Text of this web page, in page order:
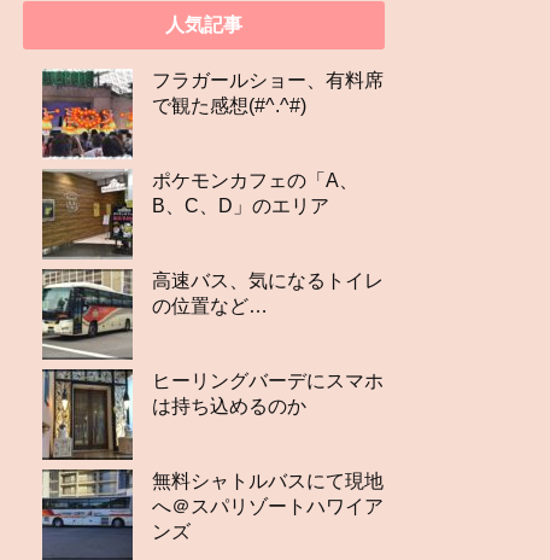
人気記事
フラガールショー、有料席
で観た感想(#^.^#)
ポケモンカフェの「A、
B、C、D」のエリア
高速バス、気になるトイレ
の位置など…
ヒーリングバーデにスマホ
は持ち込めるのか
無料シャトルバスにて現地
へ＠スパリゾートハワイア
ンズ